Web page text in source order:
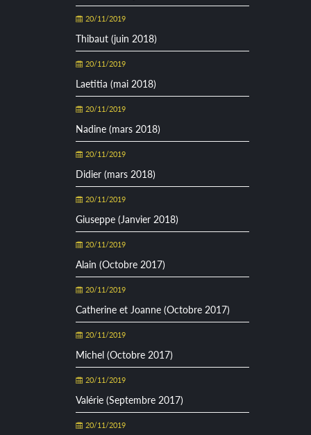
20/11/2019
Thibaut (juin 2018)
20/11/2019
Laetitia (mai 2018)
20/11/2019
Nadine (mars 2018)
20/11/2019
Didier (mars 2018)
20/11/2019
Giuseppe (Janvier 2018)
20/11/2019
Alain (Octobre 2017)
20/11/2019
Catherine et Joanne (Octobre 2017)
20/11/2019
Michel (Octobre 2017)
20/11/2019
Valérie (Septembre 2017)
20/11/2019